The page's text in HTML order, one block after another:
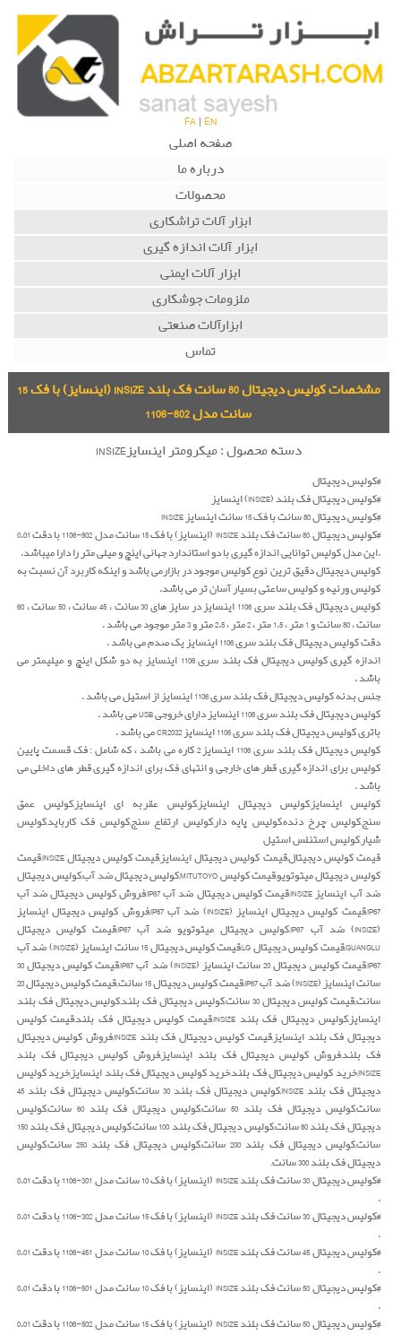
FA|EN
صفحه اصلی
درباره ما
محصولات
ابزار آلات تراشکاری
ابزار آلات اندازه گیری
ابزار آلات ایمنی
ملزومات جوشکاری
ابزارآلات صنعتی
تماس
مشخصات کولیس دیجیتال 80 سانت فک بلند INSIZE (اینسایز) با فک 15
سانت مدل 802-1106
دسته محصول : میکرومتر اینسایزINSIZE
#کولیس دیجیتال
#کولیس دیجیتال فک بلند (INSIZE) اینسایز
#کولیس دیجیتال 80 سانت با فک 15 سانت اینسایز INSIZE
#کولیس دیجیتال 80 سانت فک بلند INSIZE (اینسایز) با فک 15 سانت مدل 802-1106 با دقت 0.01
.این مدل کولیس توانایی اندازه گیری با دو استاندارد جهانی اینچ و میلی متر را دارا میباشد.
کولیس دیجیتال دقیق ترین نوع کولیس موجود در بازارمی باشد و اینکه کاربرد آن نسبت به
کولیس ورنیه و کولیس ساعتی بسیار آسان تر می باشد.
کولیس دیجیتال فک بلند سری 1106 اینسایز در سایز های 30 سانت ، 45 سانت ، 50 سانت ، 60
سانت ، 80 سانت و 1 متر ، 1.5 متر ، 2 متر ، 2.5 متر و 3 متر موجود می باشد .
دقت کولیس دیجیتال فک بلند سری 1106 اینسایز یک صدم می باشد .
اندازه گیری کولیس دیجیتال فک بلند سری 1106 اینسایز به دو شکل اینچ و میلیمتر می
باشد .
جنس بدنه کولیس دیجیتال فک بلند سری 1106 اینسایز از استیل می باشد .
کولیس دیجیتال فک بلند سری 1106 اینسایز دارای خروجی USB می باشد .
باتری کولیس دیجیتال فک بلند سری 1106 اینسایز CR2032 می باشد .
کولیس دیجیتال فک بلند سری 1106 اینسایز 2 کاره می باشد ، که شامل : فک قسمت پایین
کولیس برای اندازه گیری قطر های خارجی و انتهای فک برای اندازه گیری قطر های داخلی می
باشد .
کولیس اینسایز,کولیس دیجیتال اینسایز,کولیس عقربه ای اینسایز,کولیس عمق
سنج,کولیس چرخ دنده,کولیس پایه دار,کولیس ارتفاع سنج,کولیس فک کارباید,کولیس
شیار,کولیس استنلس استیل
قیمت کولیس دیجیتال,قیمت کولیس دیجیتال اینسایز,قیمت کولیس دیجیتال INSIZE,قیمت
کولیس دیجیتال میتوتویو,قیمت کولیس MITUTOYO,کولیس دیجیتال ضد آب,کولیس دیجیتال
ضد آب اینسایز INSIZE,قیمت کولیس دیجیتال ضد آب IP67,فروش کولیس دیجیتال ضد آب
IP67,قیمت کولیس دیجیتال اینسایز (INSIZE) ضد آب IP67,فروش کولیس دیجیتال اینسایز
(INSIZE) ضد آب IP67,کولیس دیجیتال میتوتویو ضد آب IP67,قیمت کولیس دیجیتال
GUANGLU,قیمت کولیس دیجیتال LG,قیمت کولیس دیجیتال 15 سانت اینسایز (INSIZE) ضد آب
IP67,قیمت کولیس دیجیتال 20 سانت اینسایز (INSIZE) ضد آب IP67,قیمت کولیس دیجیتال 30
سانت اینسایز (INSIZE) ضد آب IP67,قیمت کولیس دیجیتال 15 سانت,,قیمت کولیس دیجیتال 20
سانت,,قیمت کولیس دیجیتال 30 سانت,کولیس دیجیتال فک بلند,کولیس دیجیتال فک بلند
اینسایز,کولیس دیجیتال فک بلند INSIZE,قیمت کولیس دیجیتال فک بلند,قیمت کولیس
دیجیتال فک بلند اینسایز,قیمت کولیس دیجیتال فک بلند INSIZE,فروش کولیس دیجیتال
فک بلند,فروش کولیس دیجیتال فک بلند اینسایز,فروش کولیس دیجیتال فک بلند
INSIZE,خرید کولیس دیجیتال فک بلند,خرید کولیس دیجیتال فک بلند اینسایز,خرید کولیس
دیجیتال فک بلند INSIZE,کولیس دیجیتال فک بلند 30 سانت,کولیس دیجیتال فک بلند 45
سانت,کولیس دیجیتال فک بلند 50 سانت,کولیس دیجیتال فک بلند 60 سانت,کولیس
دیجیتال فک بلند 80 سانت,کولیس دیجیتال فک بلند 100 سانت,کولیس دیجیتال فک بلند 150
سانت,کولیس دیجیتال فک بلند 200 سانت,کولیس دیجیتال فک بلند 250 سانت,کولیس
دیجیتال فک بلند 300 سانت,
#کولیس دیجیتال 30 سانت فک بلند INSIZE (اینسایز) با فک 10 سانت مدل 301-1106 با دقت 0.01
.
#کولیس دیجیتال 30 سانت فک بلند INSIZE (اینسایز) با فک 15 سانت مدل 302-1106 با دقت 0.01
.
#کولیس دیجیتال 45 سانت فک بلند INSIZE (اینسایز) با فک 10 سانت مدل 451-1106 با دقت 0.01
.
#کولیس دیجیتال 50 سانت فک بلند INSIZE (اینسایز) با فک 10 سانت مدل 501-1106 با دقت 0.01
.
#کولیس دیجیتال 50 سانت فک بلند INSIZE (اینسایز) با فک 15 سانت مدل 502-1106 با دقت 0.01